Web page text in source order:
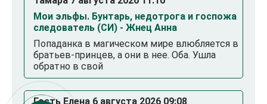
Мои эльфы. Бунтарь, недотрога и госпожа
следователь (СИ) - Жнец Анна
Попаданка в магическом мире влюбляется в
братьев-принцев, а они в нее. Оба. Ушла
обратно в свой
Гость Елена 6 августа 2026 09:08